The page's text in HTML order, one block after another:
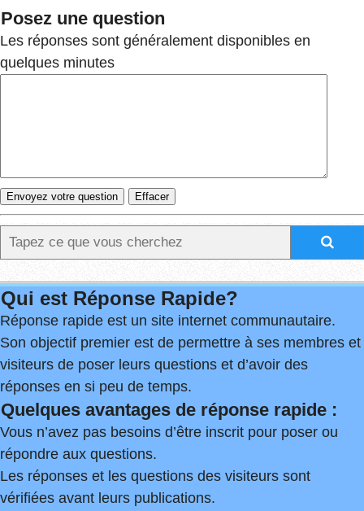
Posez une question
Les réponses sont généralement disponibles en
quelques minutes
Qui est Réponse Rapide?
Réponse rapide est un site internet communautaire.
Son objectif premier est de permettre à ses membres et
visiteurs de poser leurs questions et d’avoir des
réponses en si peu de temps.
Quelques avantages de réponse rapide :
Vous n’avez pas besoins d’être inscrit pour poser ou
répondre aux questions.
Les réponses et les questions des visiteurs sont
vérifiées avant leurs publications.